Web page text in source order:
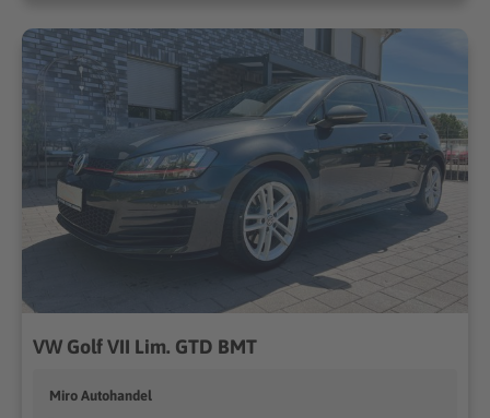
VW Golf VII Lim. GTD BMT
Miro Autohandel